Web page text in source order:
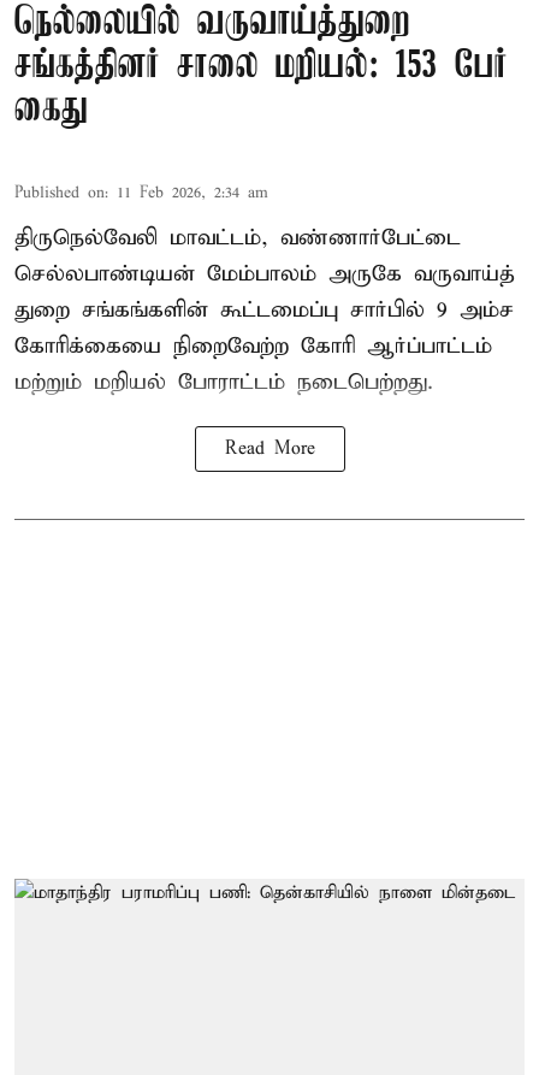
நெல்லையில் வருவாய்த்துறை
சங்கத்தினர் சாலை மறியல்: 153 பேர்
கைது
Published on: 11 Feb 2026, 2:34 am
திருநெல்வேலி மாவட்டம், வண்ணார்பேட்டை
செல்லபாண்டியன் மேம்பாலம் அருகே வருவாய்த்
துறை சங்கங்களின் கூட்டமைப்பு சார்பில் 9 அம்ச
கோரிக்கையை நிறைவேற்ற கோரி ஆர்ப்பாட்டம்
மற்றும் மறியல் போராட்டம் நடைபெற்றது.
Read More